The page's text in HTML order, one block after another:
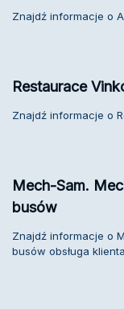
Znajdź informacje o
Restaurace
Znajdź informacje o
Mech-Sam.
busów
Znajdź informacje o
busów obsługa